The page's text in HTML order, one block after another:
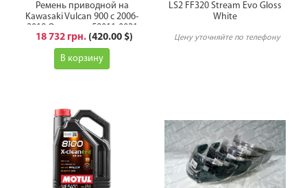
Ремень приводной на
Kawasaki Vulcan 900 с 2006-
2019 Оригинал 59011-0021
18 732 грн. (420.00 $)
В корзину
LS2 FF320 Stream Evo Gloss
White
Цену уточняйте по телефону